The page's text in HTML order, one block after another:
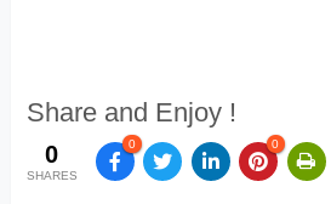
Share and Enjoy !
0
SHARES
0 0